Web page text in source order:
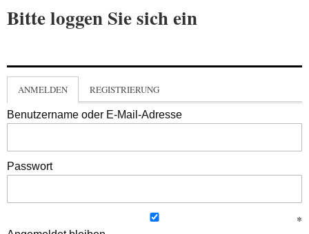
Bitte loggen Sie sich ein
ANMELDEN REGISTRIERUNG
Benutzername oder E-Mail-Adresse
Passwort